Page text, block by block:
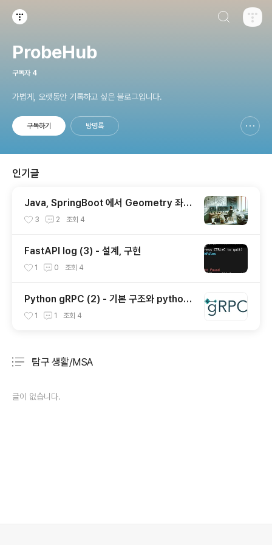
ProbeHub
구독자 4
가볍게, 오랫동안 기록하고 싶은 블로그입니다.
구독하기 방명록
인기글
Java, SpringBoot 에서 Geometry 좌표
핸들링
3 2 조회 4
FastAPI log (3) - 설계, 구현
1 0 조회 4
Python gRPC (2) - 기본 구조와 python
구현1 1 조회 4
탐구 생활/MSA
글이 없습니다.